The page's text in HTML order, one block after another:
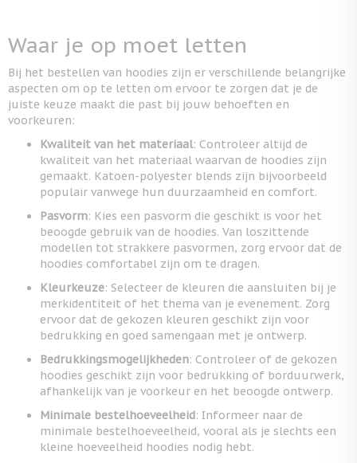
Waar je op moet letten
Bij het bestellen van hoodies zijn er verschillende belangrijke
aspecten om op te letten om ervoor te zorgen dat je de
juiste keuze maakt die past bij jouw behoeften en
voorkeuren:
Kwaliteit van het materiaal: Controleer altijd de
kwaliteit van het materiaal waarvan de hoodies zijn
gemaakt. Katoen-polyester blends zijn bijvoorbeeld
populair vanwege hun duurzaamheid en comfort.
Pasvorm: Kies een pasvorm die geschikt is voor het
beoogde gebruik van de hoodies. Van loszittende
modellen tot strakkere pasvormen, zorg ervoor dat de
hoodies comfortabel zijn om te dragen.
Kleurkeuze: Selecteer de kleuren die aansluiten bij je
merkidentiteit of het thema van je evenement. Zorg
ervoor dat de gekozen kleuren geschikt zijn voor
bedrukking en goed samengaan met je ontwerp.
Bedrukkingsmogelijkheden: Controleer of de gekozen
hoodies geschikt zijn voor bedrukking of borduurwerk,
afhankelijk van je voorkeur en het beoogde ontwerp.
Minimale bestelhoeveelheid: Informeer naar de
minimale bestelhoeveelheid, vooral als je slechts een
kleine hoeveelheid hoodies nodig hebt.